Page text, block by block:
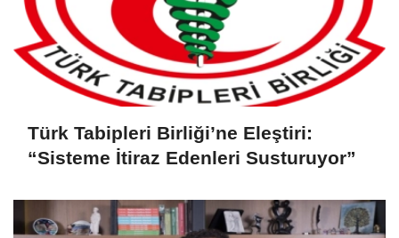
Türk Tabipleri Birliği’ne Eleştiri:
“Sisteme İtiraz Edenleri Susturuyor”